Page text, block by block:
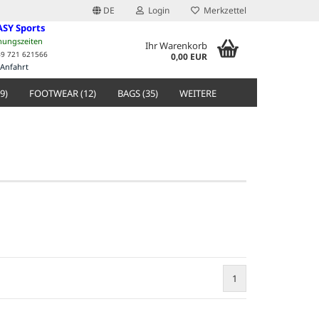
DE Login Merkzettel
Sports
721 621566
Anfahrt
Ihr Warenkorb
0,00 EUR
FOOTWEAR (12) BAGS (35) WEITERE
1